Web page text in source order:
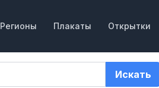
Регионы Плакаты Открытки
Искать